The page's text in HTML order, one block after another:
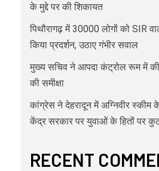
के मुद्दे पर की शिकायत
पिथौरागढ़ में 30000 लोगों को SIR
किया प्रदर्शन, उठाए गंभीर सवाल
मुख्य सचिव ने आपदा कंट्रोल रूम में की
की समीक्षा
कांग्रेस ने देहरादून में अग्निवीर स्कीम
केंद्र सरकार पर युवाओं के हितों पर
RECENT